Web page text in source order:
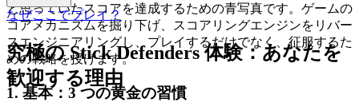
と思っていたスコアを達成するための青写真です。ゲームの
コアメカニズムを掘り下げ、スコアリングエンジンをリバー
スエンジニアリングし、プレイするだけでなく、征服するた
めの戦略を授けます。
1. 基本：3 つの黄金の習慣
なぜここでプレイ？
究極の Stick Defenders 体験：あなたを
歓迎する理由